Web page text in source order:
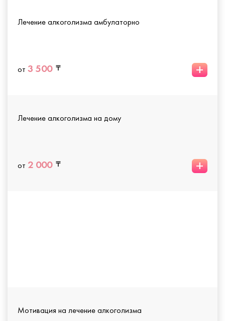
Лечение алкоголизма амбулаторно
от 3 500 +
Лечение алкоголизма на дому
от 2 000 +
Мотивация на лечение алкоголизма